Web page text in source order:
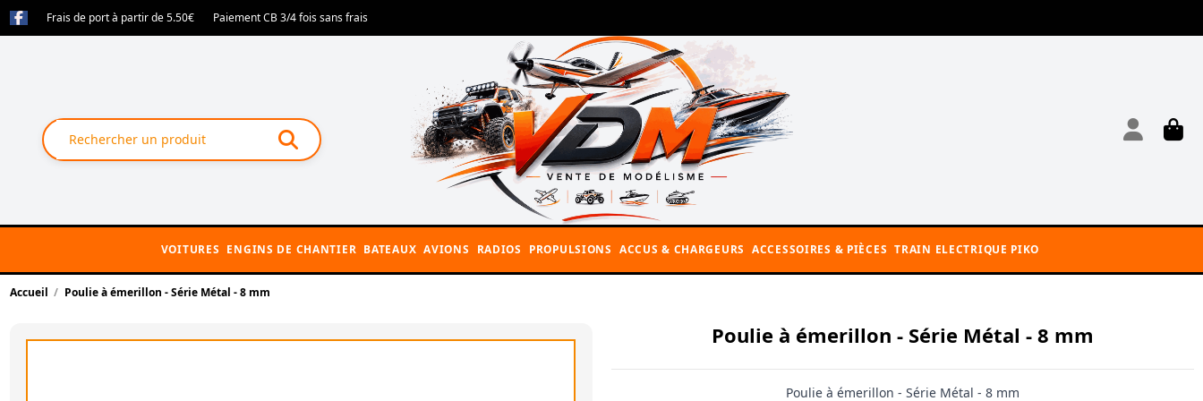
Frais de port à partir de 5.50€ Paiement CB 3/4 fois sans frais
VOITURES ENGINS DE CHANTIER BATEAUX AVIONS RADIOS PROPULSIONS ACCUS & CHARGEURS ACCESSOIRES & PIÈCES TRAIN ELECTRIQUE PIKO
Accueil Poulie à émerillon - Série Métal - 8 mm
Poulie à émerillon - Série Métal - 8 mm
Poulie à émerillon - Série Métal - 8 mm